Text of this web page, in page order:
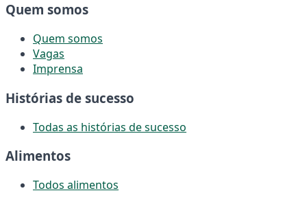
Quem somos
Quem somos
Vagas
Imprensa
Histórias de sucesso
Todas as histórias de sucesso
Alimentos
Todos alimentos